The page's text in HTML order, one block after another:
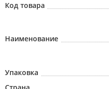
Код товара
Наименование
Упаковка